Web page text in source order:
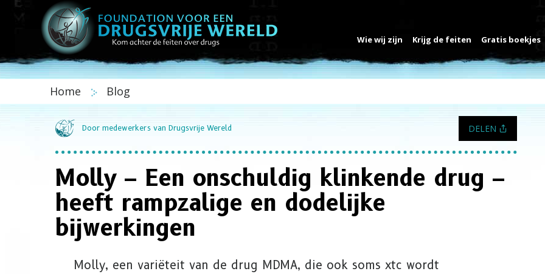
Wie wij zijn Krijg de feiten Gratis boekjes
Home Blog
Door medewerkers van Drugsvrije Wereld DELEN
Molly – Een onschuldig klinkende drug –
heeft rampzalige en dodelijke
bijwerkingen
Molly, een variëteit van de drug MDMA, die ook soms xtc wordt